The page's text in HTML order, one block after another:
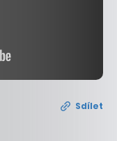
Sdílet